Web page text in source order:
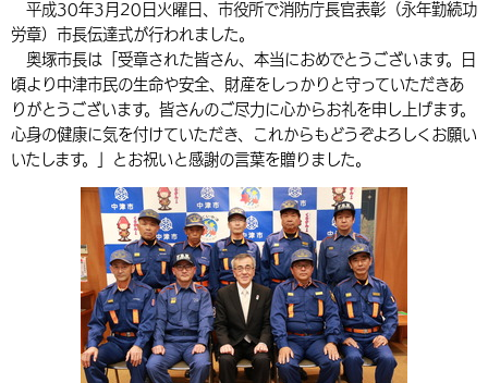
英語（English）
中国語（繁体字） 韓国語（한국어）
組織案内
税金 住宅・インフラ
環境・衛生 生涯学習・スポーツ・人権
選挙 外国人の方向け情報
農林水産業 税金
都市整備
施設情報 子どもを預ける
手当・助成 健康・医療
相談・支援・情報 計画・施策
観光・移住
観光なび スポットを探す
遊ぶ・体験する グルメ・食べる
買う・おみやげ 四季のイベント・祭り
市政情報
中津市について 市役所の紹介
地方創生・地域活性化 広報・広聴
平成30年3月20日火曜日、市役所で消防庁長官表彰（永年勤続功
労章）市長伝達式が行われました。
奥塚市長は「受章された皆さん、本当におめでとうございます。日
頃より中津市民の生命や安全、財産をしっかりと守っていただきあ
りがとうございます。皆さんのご尽力に心からお礼を申し上げます。
心身の健康に気を付けていただき、これからもどうぞよろしくお願い
いたします。」とお祝いと感謝の言葉を贈りました。